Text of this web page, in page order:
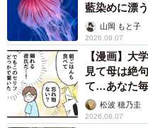
藍染めに漂
ごい」山岡 もと子
2026.08.07
【漫画】大
見て母は絶
て…あなた
松波 穂乃圭
2026.08.07